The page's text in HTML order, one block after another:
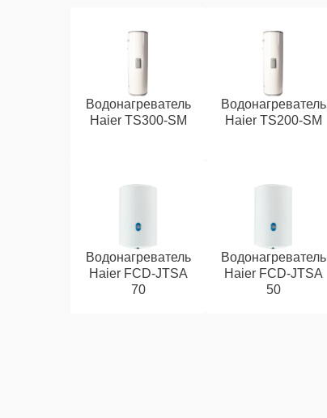
Водонагреватель
Haier TS300-SM
Водонагреватель
Haier TS200-SM
Водонагреватель
Haier FCD-JTSA
70
Водонагреватель
Haier FCD-JTSA
50